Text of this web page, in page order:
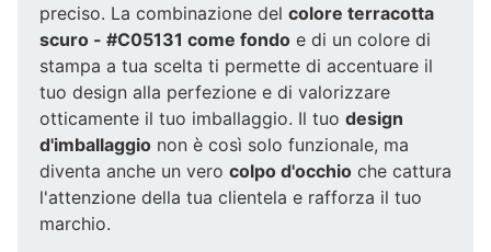
preciso. La combinazione del colore terracotta
scuro - #C05131 come fondo e di un colore di
stampa a tua scelta ti permette di accentuare il
tuo design alla perfezione e di valorizzare
otticamente il tuo imballaggio. Il tuo design
d'imballaggio non è così solo funzionale, ma
diventa anche un vero colpo d'occhio che cattura
l'attenzione della tua clientela e rafforza il tuo
marchio.